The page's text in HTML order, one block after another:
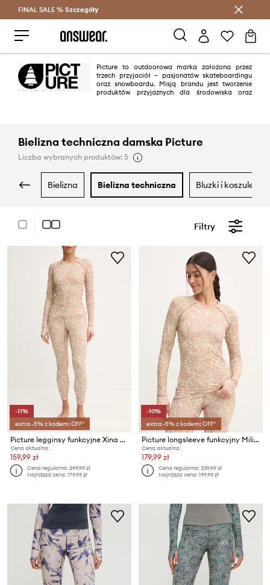
Oszczędzaj z Answear Club >
FINAL SALE % Szczegóły
Picture to outdoorowa marka założona przez
trzech przyjaciół – pasjonatów skateboardingu
oraz snowboardu. Misją brandu jest tworzenie
produktów przyjaznych dla środowiska oraz
Bielizna techniczna damska Picture
Liczba wybranych produktów: 5
bielizna bielizna techniczna bluzki i koszule
Filtry
-11%
extra -5% z kodem: OFF*
Picture legginsy funkcyjne Xina Printed
Cena aktualna:
159,99 zł
Cena regularna:299,99 zł
Najniższa cena:179,99 zł
-10%
extra -5% z kodem: OFF*
Picture longsleeve funkcyjny Milita Printed
Cena aktualna:
179,99 zł
Cena regularna:339,99 zł
Najniższa cena:199,99 zł